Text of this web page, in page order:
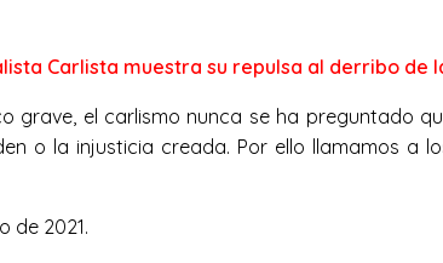
Carlista muestra su repulsa al derribo de
grave, el carlismo nunca se ha preguntado
o la injusticia creada. Por ello llamamos a
de 2021.